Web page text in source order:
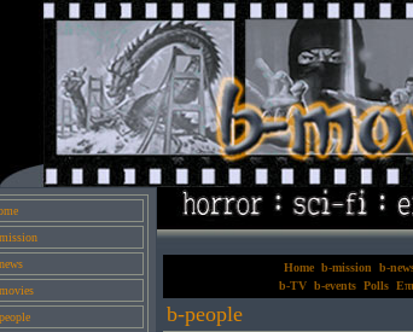
Home b-mission b-
b-TV b-events Polls
b-people